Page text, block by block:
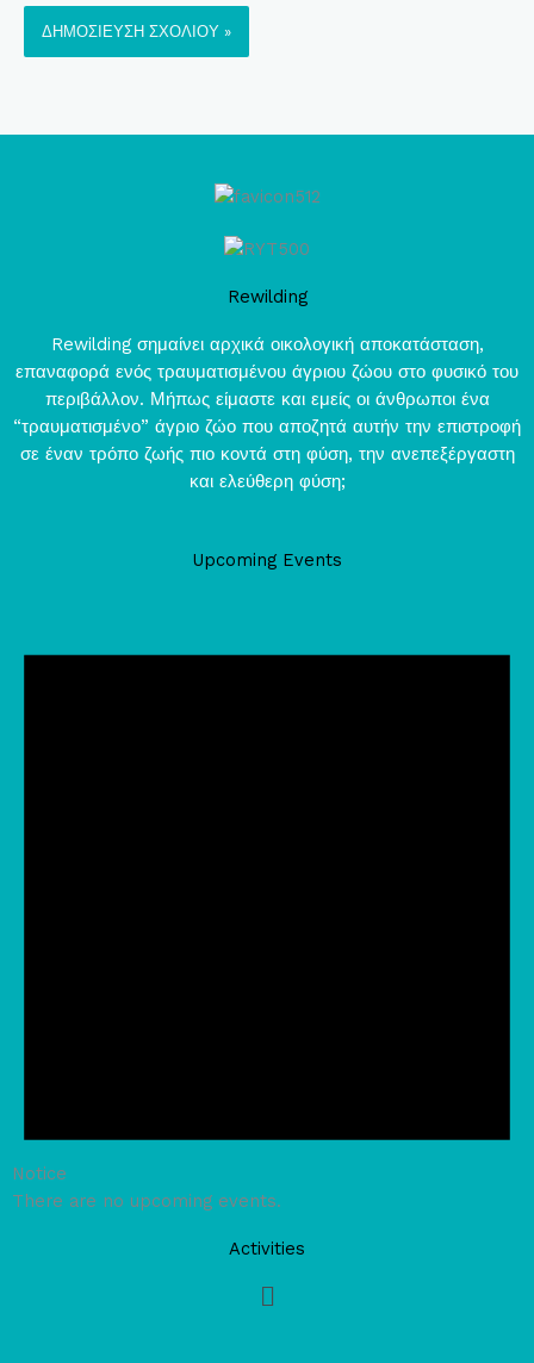
Rewilding
Rewilding σημαίνει αρχικά οικολογική αποκατάσταση,
επαναφορά ενός τραυματισμένου άγριου ζώου στο φυσικό του
περιβάλλον. Μήπως είμαστε και εμείς οι άνθρωποι ένα
“τραυματισμένο” άγριο ζώο που αποζητά αυτήν την επιστροφή
σε έναν τρόπο ζωής πιο κοντά στη φύση, την ανεπεξέργαστη
και ελεύθερη φύση;
Upcoming Events
Notice
There are no upcoming events.
Activities
Main